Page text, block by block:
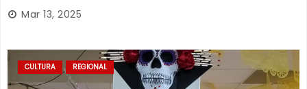
Mar 13, 2025
CULTURA REGIONAL